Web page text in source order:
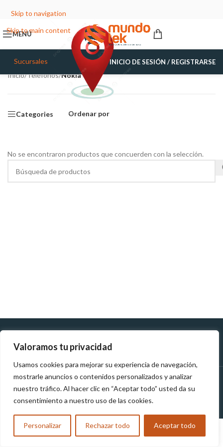
Valoramos tu privacidad
Usamos cookies para mejorar su experiencia de navegación,
mostrarle anuncios o contenidos personalizados y analizar
nuestro tráfico. Al hacer clic en “Aceptar todo” usted da su
consentimiento a nuestro uso de las cookies.
Personalizar Rechazar todo Aceptar todo
Skip to navigation
Skip to main content
MENÚ
Sucursales INICIO DE SESIÓN / REGISTRARSE
Inicio/Teléfonos/Nokia
Categories Ordenar por
No se encontraron productos que concuerden con la selección.
Políticas de
Políticas de tratamiento de
TODOS LOS DERECHOS RESERVADOS
Compra y Reclama tu Obsequio